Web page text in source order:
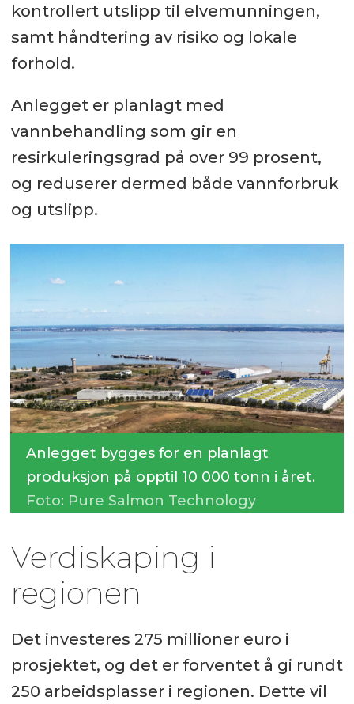
kontrollert utslipp til elvemunningen,
samt håndtering av risiko og lokale
forhold.
Anlegget er planlagt med
vannbehandling som gir en
resirkuleringsgrad på over 99 prosent,
og reduserer dermed både vannforbruk
og utslipp.
Anlegget bygges for en planlagt
produksjon på opptil 10 000 tonn i året.
Foto: Pure Salmon Technology
Verdiskaping i
regionen
Det investeres 275 millioner euro i
prosjektet, og det er forventet å gi rundt
250 arbeidsplasser i regionen. Dette vil